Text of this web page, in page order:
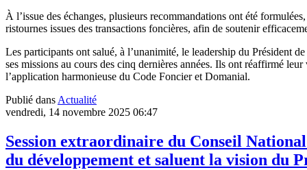
À l’issue des échanges, plusieurs recommandations ont été
ristournes issues des transactions foncières, afin de soutenir
Les participants ont salué, à l’unanimité, le leadership du
ses missions au cours des cinq dernières années. Ils ont réaffirmé
l’application harmonieuse du Code Foncier et Domanial.
Publié dans Actualité
vendredi, 14 novembre 2025 06:47
Session extraordinaire du Conseil
du développement et saluent la vision du